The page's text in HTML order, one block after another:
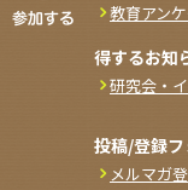
教育アン
得するお知
研究会・
投稿/登録
メルマガ